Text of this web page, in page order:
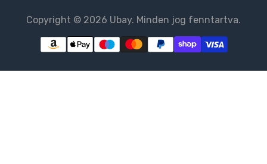
Copyright © 2026 Ubay. Minden jog fenntartva.